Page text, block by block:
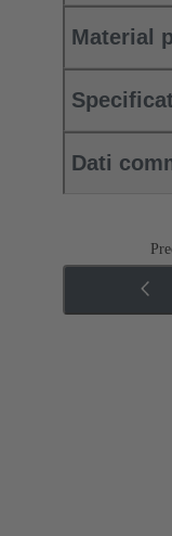
Material
Dati